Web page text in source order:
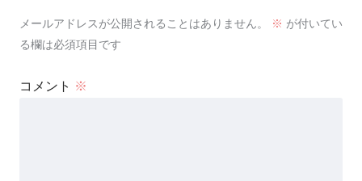
メールアドレスが公開されることはありません。 ※ が付いてい
る欄は必須項目です
コメント ※